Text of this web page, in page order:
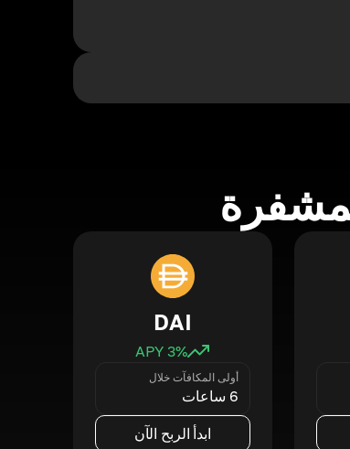
DAI
3% APY
أولى المكافآت خلال
6 ساعات
ابدأ الربح الآن